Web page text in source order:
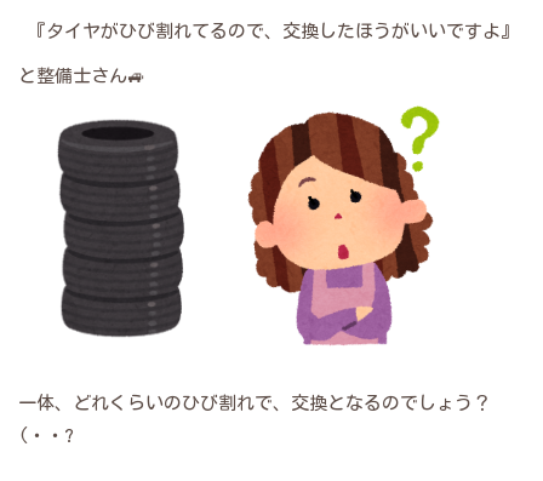
『タイヤがひび割れてるので、交換したほうがいいですよ』
と整備士さん🚙
一体、どれくらいのひび割れで、交換となるのでしょう？
(・・?